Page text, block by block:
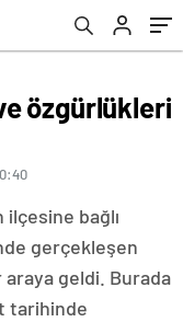
özgürlükleri
ilçesine bağlı
gerçekleşen
geldi. Burada
tarihinde